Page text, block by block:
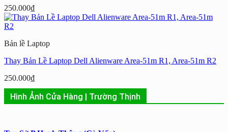
250.000₫
Bản lề Laptop
Thay Bản Lề Laptop Dell Alienware Area-51m R1, Area-51m R2
250.000₫
Hình Ảnh Cửa Hàng | Trường Thịnh